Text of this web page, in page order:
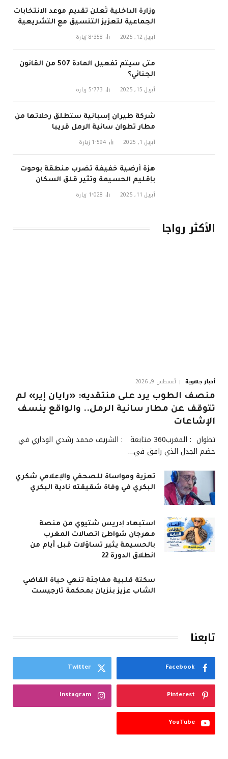
وزارة الداخلية تُعلن تقديم موعد الانتخابات
الجماعية لتعزيز التنسيق مع التشريعية
في 2026
أبريل 12, 2025 8٬358 زيارة
متى سيتم تفعيل المادة 507 من القانون
الجنائي؟
أبريل 15, 2025 5٬773 زيارة
شركة طيران إسبانية ستطلق رحلاتها من
مطار تطوان سانية الرمل قريبا
أبريل 1, 2025 1٬594 زيارة
هزة أرضية خفيفة تضرب منطقة بوحوت
بإقليم الحسيمة وتثير قلق السكان
أبريل 11, 2025 1٬028 زيارة
الأكثر رواجا
أخبار جهوية
أغسطس 9, 2026
منصف الطوب يرد على منتقديه: «رايان إير» لم
تتوقف عن مطار سانية الرمل.. والواقع ينسف
الإشاعات
تطوان : المغرب360 متابعة : الشريف محمد رشدي الوداري في
خضم الجدل الذي رافق في…
تعزية ومواساة للصحفي والإعلامي شكري
البكري في وفاة شقيقته نادية البكري
استبعاد إدريس شتيوي من منصة
مهرجان شواطئ اتصالات المغرب
بالحسيمة يثير تساؤلات قبل أيام من
انطلاق الدورة 22
سكتة قلبية مفاجئة تنهي حياة القاضي
الشاب عزيز بنزيان بمحكمة تارجيست
تابعنا
Facebook
Twitter
Pinterest
Instagram
YouTube